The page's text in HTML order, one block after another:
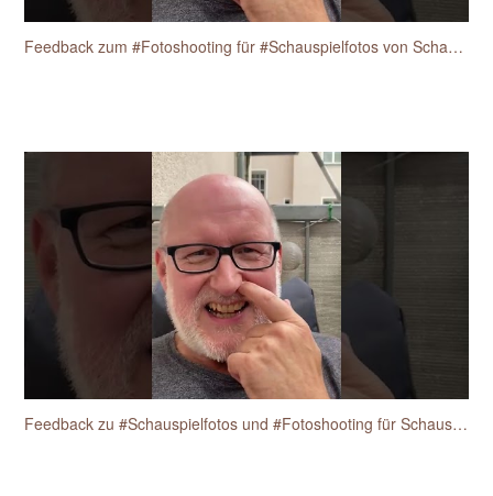
Feedback zum #Fotoshooting für #Schauspielfotos von Schauspieler Heiko Fischer
Feedback zu #Schauspielfotos und #Fotoshooting für Schauspieler vom Schauspieler Heiko Fischer